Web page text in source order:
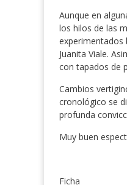
Aunque en
los hilos de las
experimentados
Juanita Viale.
con tapados de
Cambios
cronológico se
profunda
Muy buen
Ficha